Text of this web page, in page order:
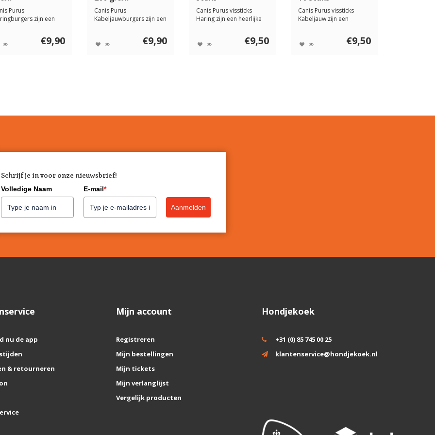
Purus
zijn een
€9,90
Canis Purus
Kabeljauwburgers zijn een
€9,90
Canis Purus vissticks
Haring zijn een heerlijke
€9,50
Canis Purus vissticks
Kabeljauw zijn een
€9,50
Schrijf je in voor onze nieuwsbrief!
Volledige Naam E-mail*
Aanmelden
nu de app
& retourneren
Mijn account
Registreren
Mijn bestellingen
Mijn tickets
Mijn verlanglijst
Vergelijk producten
Hondjekoek
+31 (0) 85 745 00 25
klantenservice@hondjekoek.nl